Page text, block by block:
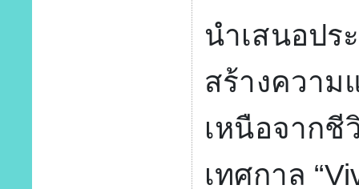
นำเสนอปร
สร้างความ
เหนือจากชี
เทศกาล